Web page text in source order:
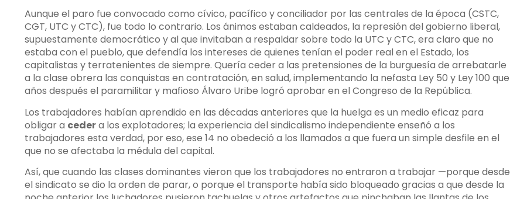
Aunque el paro fue convocado como cívico, pacífico y conciliador por las centrales de la época (CSTC,
CGT, UTC y CTC), fue todo lo contrario. Los ánimos estaban caldeados, la represión del gobierno liberal,
supuestamente democrático y al que invitaban a respaldar sobre todo la UTC y CTC, era claro que no
estaba con el pueblo, que defendía los intereses de quienes tenían el poder real en el Estado, los
capitalistas y terratenientes de siempre. Quería ceder a las pretensiones de la burguesía de arrebatarle
a la clase obrera las conquistas en contratación, en salud, implementando la nefasta Ley 50 y Ley 100 que
años después el paramilitar y mafioso Álvaro Uribe logró aprobar en el Congreso de la República.
Los trabajadores habían aprendido en las décadas anteriores que la huelga es un medio eficaz para
obligar a cedera los explotadores; la experiencia del sindicalismo independiente enseñó a los
trabajadores esta verdad, por eso, ese 14 no obedeció a los llamados a que fuera un simple desfile en el
que no se afectaba la médula del capital.
Así, que cuando las clases dominantes vieron que los trabajadores no entraron a trabajar —porque desde
el sindicato se dio la orden de parar, o porque el transporte había sido bloqueado gracias a que desde la